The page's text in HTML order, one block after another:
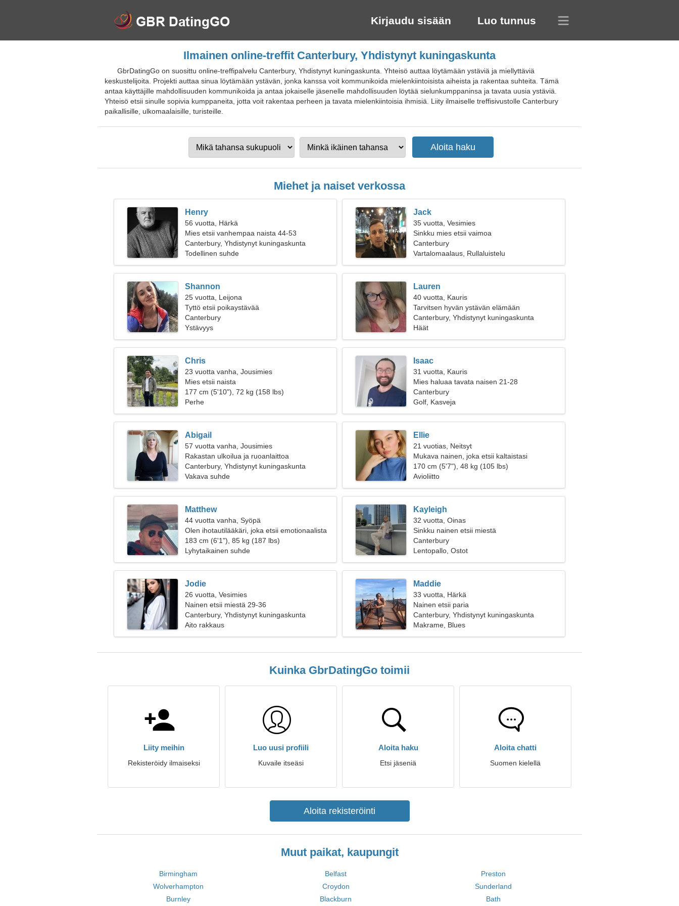
Kirjaudu sisään Luo tunnus
Ilmainen online-treffit Canterbury, Yhdistynyt kuningaskunta
GbrDatingGo on suosittu online-treffipalvelu Canterbury, Yhdistynyt kuningaskunta. Yhteisö auttaa löytämään ystäviä ja miellyttäviä
keskustelijoita. Projekti auttaa sinua löytämään ystävän, jonka kanssa voit kommunikoida mielenkiintoisista aiheista ja rakentaa suhteita. Tämä
antaa käyttäjille mahdollisuuden kommunikoida ja antaa jokaiselle jäsenelle mahdollisuuden löytää sielunkumppaninsa ja tavata uusia ystäviä.
Yhteisö etsii sinulle sopivia kumppaneita, jotta voit rakentaa perheen ja tavata mielenkiintoisia ihmisiä. Liity ilmaiselle treffisivustolle Canterbury
paikallisille, ulkomaalaisille, turisteille.
Miehet ja naiset verkossa
Henry
56 vuotta, Härkä
Mies etsii vanhempaa naista 44-53
Canterbury, Yhdistynyt kuningaskunta
Todellinen suhde
Jack
35 vuotta, Vesimies
Sinkku mies etsii vaimoa
Canterbury
Vartalomaalaus, Rullaluistelu
Shannon
25 vuotta, Leijona
Tyttö etsii poikaystävää
Canterbury
Ystävyys
Lauren
40 vuotta, Kauris
Tarvitsen hyvän ystävän elämään
Canterbury, Yhdistynyt kuningaskunta
Häät
Chris
23 vuotta vanha, Jousimies
Mies etsii naista
177 cm (5'10"), 72 kg (158 lbs)
Perhe
Isaac
31 vuotta, Kauris
Mies haluaa tavata naisen 21-28
Canterbury
Golf, Kasveja
Abigail
57 vuotta vanha, Jousimies
Rakastan ulkoilua ja ruoanlaittoa
Canterbury, Yhdistynyt kuningaskunta
Vakava suhde
Ellie
21 vuotias, Neitsyt
Mukava nainen, joka etsii kaltaistasi
170 cm (5'7"), 48 kg (105 lbs)
Avioliitto
Matthew
44 vuotta vanha, Syöpä
Olen ihotautilääkäri, joka etsii emotionaalista
naista
183 cm (6'1"), 85 kg (187 lbs)
Lyhytaikainen suhde
Kayleigh
32 vuotta, Oinas
Sinkku nainen etsii miestä
Canterbury
Lentopallo, Ostot
Jodie
26 vuotta, Vesimies
Nainen etsii miestä 29-36
Canterbury, Yhdistynyt kuningaskunta
Aito rakkaus
Maddie
33 vuotta, Härkä
Nainen etsii paria
Canterbury, Yhdistynyt kuningaskunta
Makrame, Blues
Kuinka GbrDatingGo toimii
Liity meihin
Rekisteröidy ilmaiseksi
Luo uusi profiili
Kuvaile itseäsi
Aloita haku
Etsi jäseniä
Aloita chatti
Suomen kielellä
Aloita rekisteröinti
Muut paikat, kaupungit
Birmingham Belfast
Preston
Wolverhampton
Croydon
Sunderland
Burnley
Blackburn Bath